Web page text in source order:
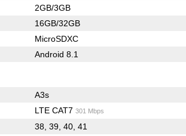
2GB/3GB
16GB/32GB
MicroSDXC
Android 8.1
A3s
LTE CAT7 301 Mbps
38, 39, 40, 41